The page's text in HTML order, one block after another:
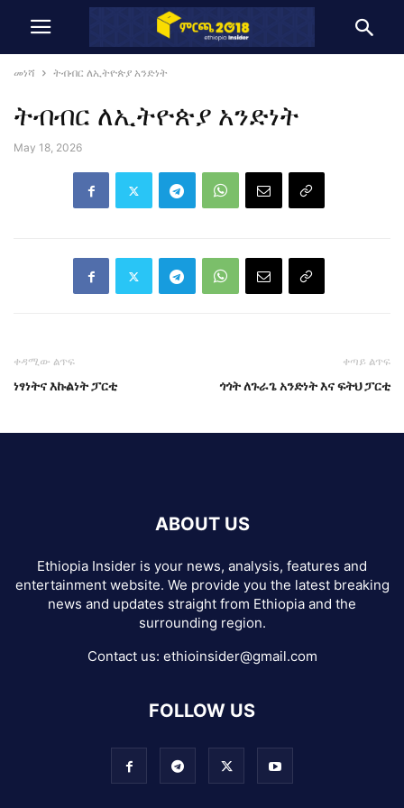
መነሻ ትብብር ለኢትዮጵያ አንድነት
ትብብር ለኢትዮጵያ አንድነት
May 18, 2026
ቀዳሚው ልጥፍ
ነፃነትና እኩልነት ፓርቲ
ቀጣይ ልጥፍ
ጎጎት ለጉራጌ አንድነት እና ፍትህ ፓርቲ
ABOUT US
Ethiopia Insider is your news, analysis, features and
entertainment website. We provide you the latest breaking
news and updates straight from Ethiopia and the
surrounding region.
Contact us: ethioinsider@gmail.com
FOLLOW US